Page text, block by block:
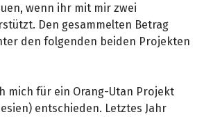
wenn ihr mit mir zwei
Den gesammelten Betrag
den folgenden beiden Projekten
mich für ein Orang-Utan Projekt
entschieden. Letztes Jahr